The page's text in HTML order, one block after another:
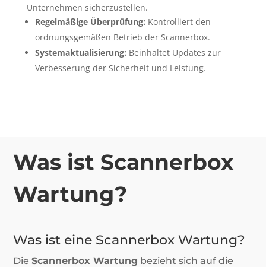
Unternehmen sicherzustellen.
Regelmäßige Überprüfung: Kontrolliert den
ordnungsgemäßen Betrieb der Scannerbox.
Systemaktualisierung: Beinhaltet Updates zur
Verbesserung der Sicherheit und Leistung.
Was ist Scannerbox
Wartung?
Was ist eine Scannerbox Wartung?
DieScannerbox Wartung bezieht sich auf die